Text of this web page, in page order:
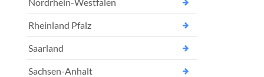
Rheinland Pfalz
Saarland
Sachsen-Anhalt